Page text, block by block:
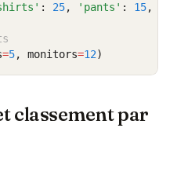
: 25, 'pants' : 15,
=5, monitors=12)
classement par